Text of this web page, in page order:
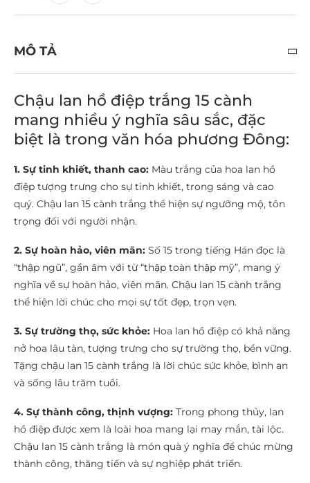
MÔ TẢ
Chậu lan hồ điệp trắng 15 cành
mang nhiều ý nghĩa sâu sắc, đặc
biệt là trong văn hóa phương Đông:
1. Sự tinh khiết, thanh cao: Màu trắng của hoa lan hồ
điệp tượng trưng cho sự tinh khiết, trong sáng và cao
quý. Chậu lan 15 cành trắng thể hiện sự ngưỡng mộ, tôn
trọng đối với người nhận.
2. Sự hoàn hảo, viên mãn: Số 15 trong tiếng Hán đọc là
“thập ngũ”, gần âm với từ “thập toàn thập mỹ”, mang ý
nghĩa về sự hoàn hảo, viên mãn. Chậu lan 15 cành trắng
thể hiện lời chúc cho mọi sự tốt đẹp, trọn vẹn.
3. Sự trường thọ, sức khỏe: Hoa lan hồ điệp có khả năng
nở hoa lâu tàn, tượng trưng cho sự trường thọ, bền vững.
Tặng chậu lan 15 cành trắng là lời chúc sức khỏe, bình an
và sống lâu trăm tuổi.
4. Sự thành công, thịnh vượng: Trong phong thủy, lan
hồ điệp được xem là loài hoa mang lại may mắn, tài lộc.
Chậu lan 15 cành trắng là món quà ý nghĩa để chúc mừng
thành công, thăng tiến và sự nghiệp phát triển.